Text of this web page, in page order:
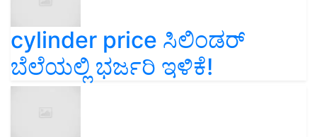
cylinder price ಸಿಲಿಂಡರ್‌
ಬೆಲೆಯಲ್ಲಿ ಭರ್ಜರಿ ಇಳಿಕೆ!